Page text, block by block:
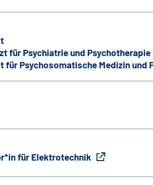
für Psychiatrie und Psychotherapie
für Psychosomatische Medizin und
für Elektrotechnik